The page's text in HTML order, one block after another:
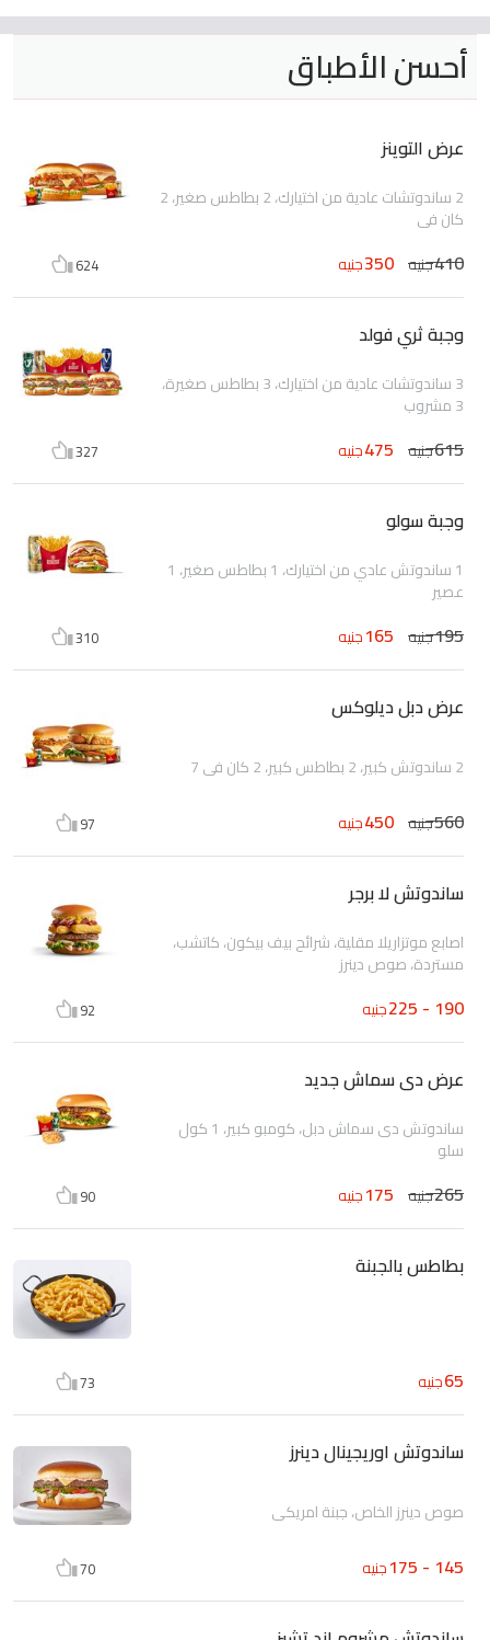
أحسن الأطباق
عرض التوينز
2 ساندوتشات عادية من اختيارك، 2 بطاطس صغير، 2
كان في
410جنيه 350جنيه 624
وجبة ثري فولد
3 ساندوتشات عادية من اختيارك، 3 بطاطس صغيرة،
3 مشروب
615جنيه 475جنيه 327
وجبة سولو
1 ساندوتش عادي من اختيارك، 1 بطاطس صغير، 1
عصير
195جنيه 165جنيه 310
عرض دبل ديلوكس
2 ساندوتش كبير، 2 بطاطس كبير، 2 كان في 7
560جنيه 450جنيه 97
ساندوتش لا برجر
اصابع موتزاريلا مقلية، شرائح بيف بيكون، كاتشب،
مستردة، صوص دينرز
190 - 225 جنيه 92
عرض دى سماش جديد
ساندوتش دى سماش دبل، كومبو كبير، 1 كول
سلو
265جنيه 175جنيه 90
بطاطس بالجبنة
65جنيه 73
ساندوتش اوريجينال دينرز
صوص دينرز الخاص، جبنة امريكي
145 - 175 جنيه 70